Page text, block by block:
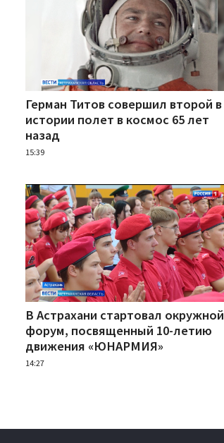
Герман Титов совершил второй в
истории полет в космос 65 лет
назад
15:39
В Астрахани стартовал окружной
форум, посвященный 10-летию
движения «ЮНАРМИЯ»
14:27